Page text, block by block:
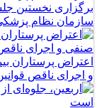
برگزاری نخستین
سازمان نظام
اعتراض پرستاران
و اجرای ناقص